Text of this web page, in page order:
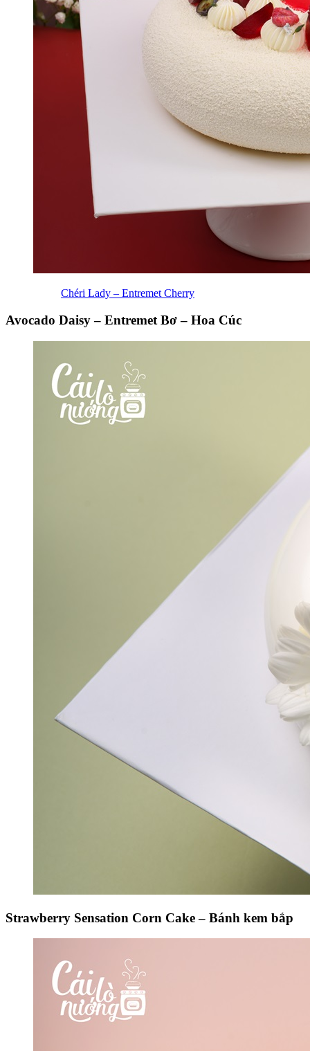
Chéri Lady – Entremet Cherry
Avocado Daisy – Entremet Bơ – Hoa Cúc
Strawberry Sensation Corn Cake – Bánh kem bắp